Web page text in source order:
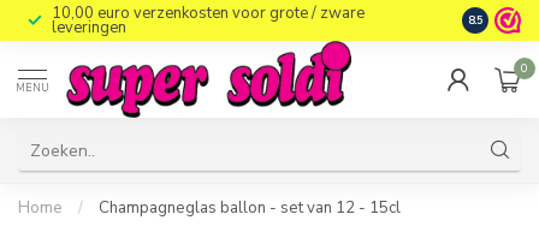
10,00 euro verzenkosten voor grote / zware
leveringen 8.5
MENU
0
Home / Champagneglas ballon - set van 12 - 15cl